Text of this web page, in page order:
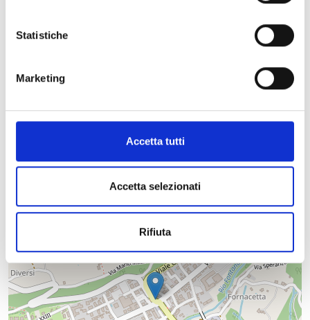
Statistiche
Marketing
Accetta tutti
Accetta selezionati
Rifiuta